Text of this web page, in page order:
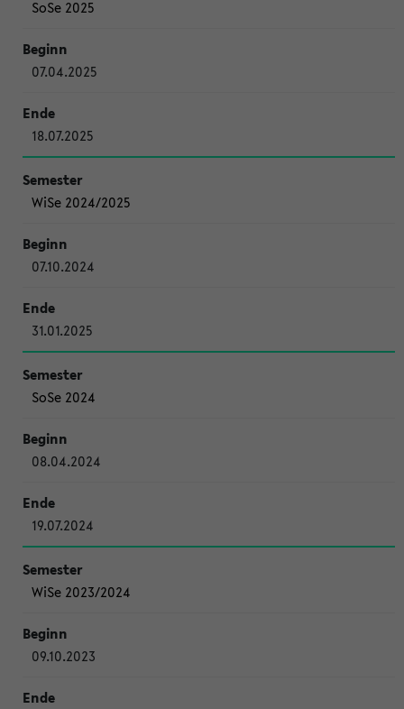
SoSe 2025
07.04.2025
18.07.2025
WiSe 2024/2025
07.10.2024
31.01.2025
SoSe 2024
08.04.2024
19.07.2024
WiSe 2023/2024
09.10.2023